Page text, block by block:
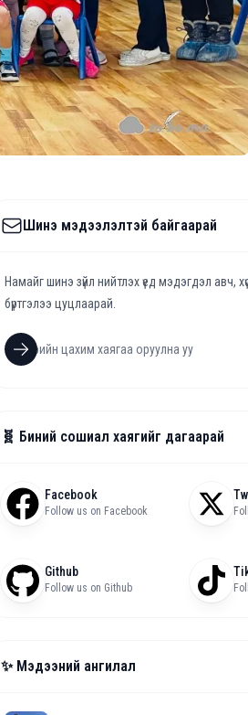
Шинэ мэдээлэлтэй байгаарай
Намайг шинэ зүйл нийтлэх үед мэдэгдэл авч,
бүртгэлээ цуцлаарай.
🧬 Биний сошиал хаягийг дагаарай
Facebook
Follow us on Facebook
Github
Follow us on Github
✨ Мэдээний ангилал